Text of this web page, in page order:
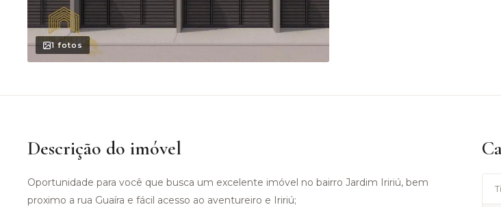
1fotos
Descrição do imóvel
Oportunidade para você que busca um excelente imóvel no bairro Jardim Iririú, bem
proximo a rua Guaíra e fácil acesso ao aventureiro e Iririú;